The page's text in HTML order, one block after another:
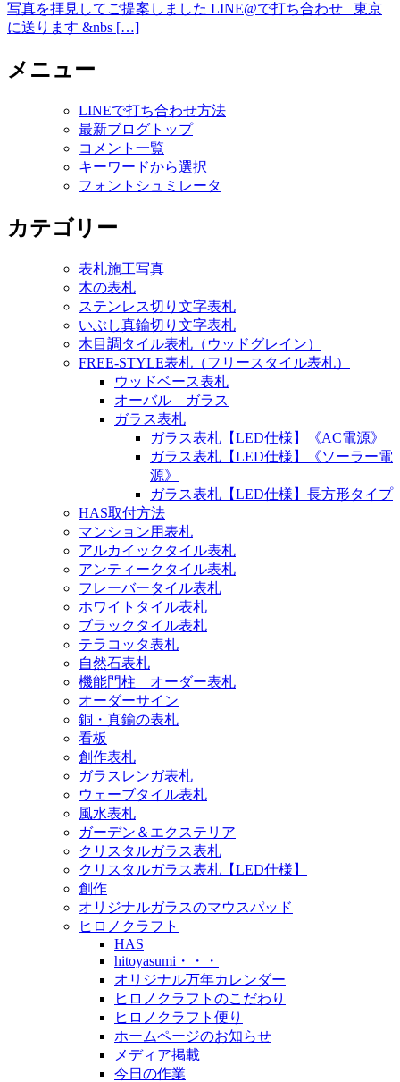
写真を拝見してご提案しました LINE@で打ち合わせ 東京
に送ります &nbs […]
メニュー
LINEで打ち合わせ方法
最新ブログトップ
コメント一覧
キーワードから選択
フォントシュミレータ
カテゴリー
表札施工写真
木の表札
ステンレス切り文字表札
いぶし真鍮切り文字表札
木目調タイル表札（ウッドグレイン）
FREE-STYLE表札（フリースタイル表札）
ウッドベース表札
オーバル ガラス
ガラス表札
ガラス表札【LED仕様】《AC電源》
ガラス表札【LED仕様】《ソーラー電
源》
ガラス表札【LED仕様】長方形タイプ
HAS取付方法
マンション用表札
アルカイックタイル表札
アンティークタイル表札
フレーバータイル表札
ホワイトタイル表札
ブラックタイル表札
テラコッタ表札
自然石表札
機能門柱 オーダー表札
オーダーサイン
銅・真鍮の表札
看板
創作表札
ガラスレンガ表札
ウェーブタイル表札
風水表札
ガーデン＆エクステリア
クリスタルガラス表札
クリスタルガラス表札【LED仕様】
創作
オリジナルガラスのマウスパッド
ヒロノクラフト
HAS
hitoyasumi・・・
オリジナル万年カレンダー
ヒロノクラフトのこだわり
ヒロノクラフト便り
ホームページのお知らせ
メディア掲載
今日の作業